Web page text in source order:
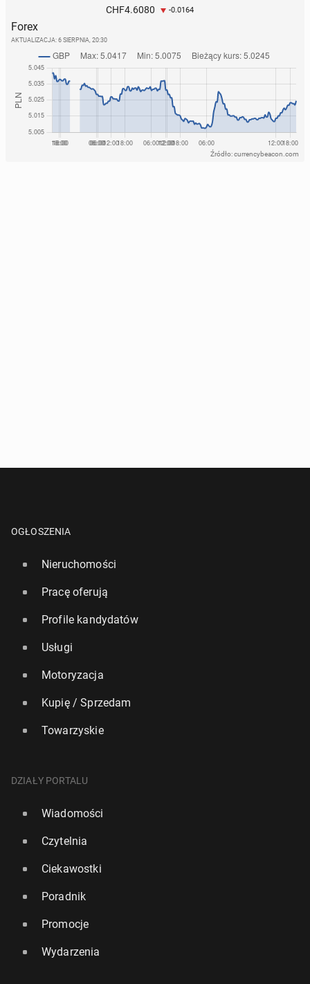
CHF4.6080 -0.0164
Forex
AKTUALIZACJA: 6 SIERPNIA, 20:30
Źródło: currencybeacon.com
OGŁOSZENIA
Nieruchomości
Pracę oferują
Profile kandydatów
Usługi
Motoryzacja
Kupię / Sprzedam
Towarzyskie
DZIAŁY PORTALU
Wiadomości
Czytelnia
Ciekawostki
Poradnik
Promocje
Wydarzenia